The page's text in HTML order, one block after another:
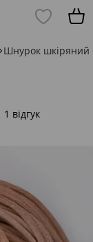
Шнурок шкіряний
1 відгук